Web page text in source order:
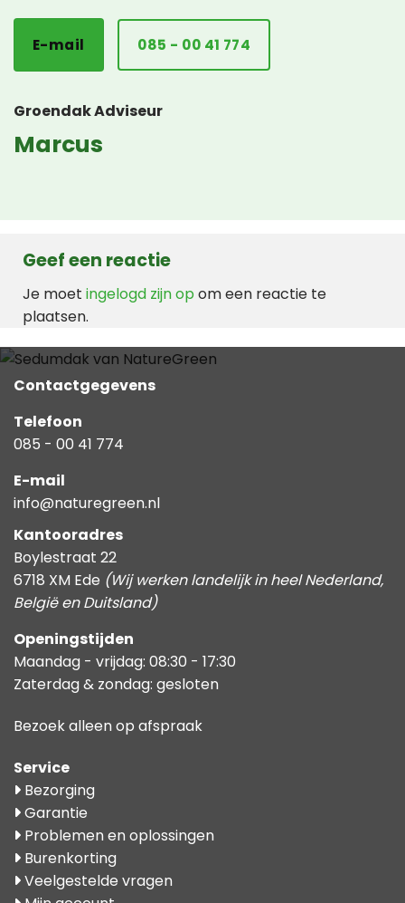
E-mail 085 - 00 41 774
Groendak Adviseur
Marcus
Geef een reactie
Je moet ingelogd zijn op om een reactie te
plaatsen.
Contactgegevens
Telefoon
085 - 00 41 774
E-mail
info@naturegreen.nl
Kantooradres
Boylestraat 22
6718 XM Ede (Wij werken landelijk in heel Nederland,
België en Duitsland)
Openingstijden
Maandag - vrijdag: 08:30 - 17:30
Zaterdag & zondag: gesloten
Bezoek alleen op afspraak
Service
Bezorging
Garantie
Problemen en oplossingen
Burenkorting
Veelgestelde vragen